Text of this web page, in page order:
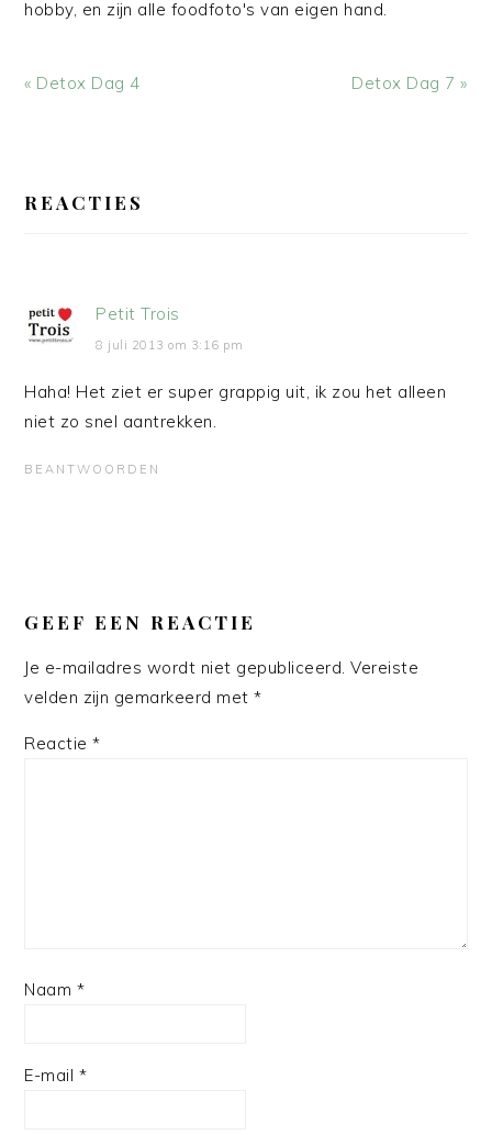
hobby, en zijn alle foodfoto's van eigen hand.
Vorig
« Detox Dag 4
Volgend
Detox Dag 7 »
INTERACTIES
REACTIES
Petit Trois
8 juli 2013 om 3:16 pm
Haha! Het ziet er super grappig uit, ik zou het alleen
niet zo snel aantrekken.
BEANTWOORDEN
GEEF EEN REACTIE
Je e-mailadres wordt niet gepubliceerd. Vereiste
velden zijn gemarkeerd met*
Reactie*
Naam *
E-mail *